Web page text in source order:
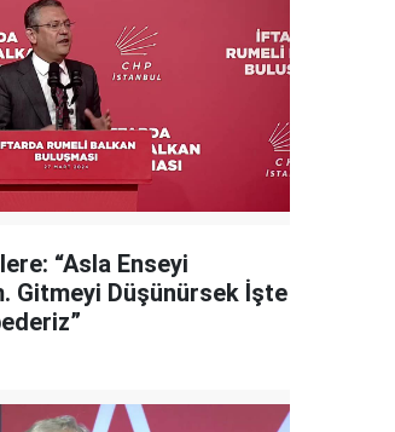
“Asla Enseyi
Gitmeyi Düşünürsek İşte